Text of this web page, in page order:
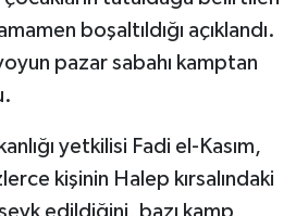
boşaltıldığı açıklandı.
pazar sabahı kamptan
yetkilisi Fadi el-Kasım,
kişinin Halep kırsalındaki